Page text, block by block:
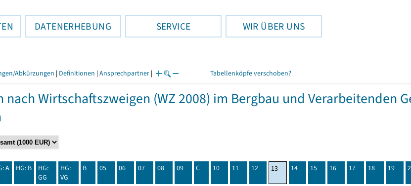
DATENERHEBUNG SERVICE WIR ÜBER UNS
Abkürzungen | Definitionen | Ansprechpartner | Tabellenköpfe verschoben?
nach Wirtschaftszweigen (WZ 2008) im Bergbau und Verarbeitenden
A HG: B
HG:
GG
HG:
VG
B 05 06 07 08 09 C 10 11 12 13 14 15 16 17 18 19